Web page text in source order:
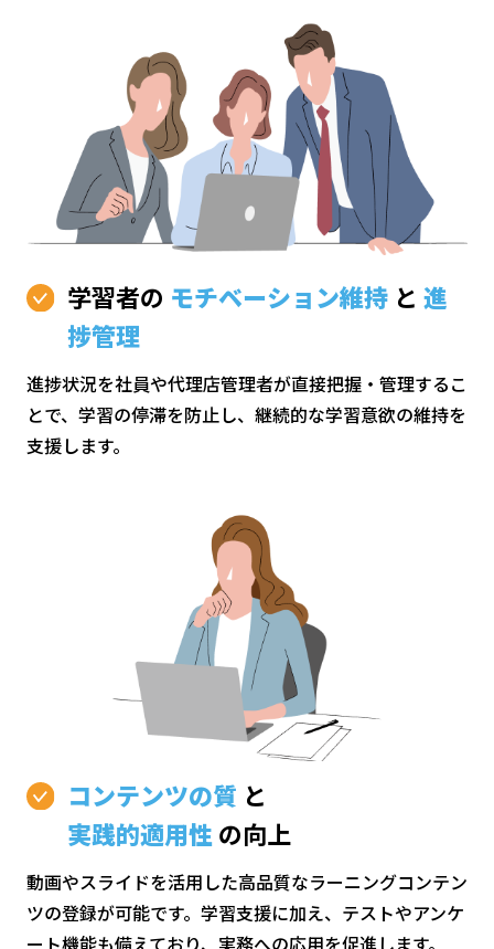
学習者の モチベーション維持 と進
捗管理
進捗状況を社員や代理店管理者が直接把握・管理するこ
とで、学習の停滞を防止し、継続的な学習意欲の維持を
支援します。
コンテンツの質 と
実践的適用性の向上
動画やスライドを活用した高品質なラーニングコンテン
ツの登録が可能です。学習支援に加え、テストやアンケ
ート機能も備えており、実務への応用を促進します。